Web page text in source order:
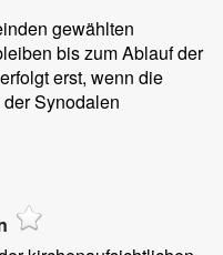
gewählten
bis zum Ablauf der
erst, wenn die
Synodalen